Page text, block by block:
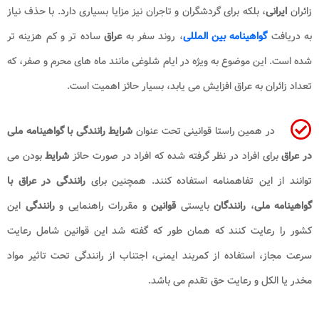
زائران ایرانی، بلکه برای گردشگران و تاجران نیز مزایا بسیاری دارد. با حذف نیاز
به دریافتگواهینامه بین‌ المللی، روند سفر بهعراقساده‌ تر و کم‌ هزینه‌ تر
شده است. این موضوع به ویژه در ایام شلوغی مانند ماه‌ های محرم و صفر، که
تعداد زائران به عراق افزایش می‌ یابد، بسیار حائز اهمیت است.
در همین راستا قوانینی تحت عنوان شرایط رانندگی با گواهینامه ملی
در عراقبرای افراد در نظر گرفته شده که افراد در صورت حائزشرایطبودن می
توانند از این تفاهمنامه استفاده کنند. همچنین برایرانندگی در عراق با
گواهینامه ملی، رانندگان بایستیقوانین و مقررات راهنمایی ورانندگی این
کشور را رعایت کنند که همان طور که گفته شد این قوانین شامل رعایت
سرعت مجاز، استفاده از کمربند ایمنی، اجتناب از رانندگی تحت تاثیر مواد
مخدر یا الکل و رعایت حق تقدم می باشد.